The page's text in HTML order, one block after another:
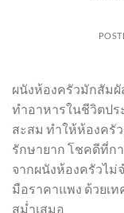
ผนังห้องครัวมักสัม
ทำอาหารในชีวิตปร
สะสม ทำให้ห้องครั
รักษายาก โชคดีที่ก
จากผนังห้องครัวไม่
มือราคาแพง ด้วยเ
สม่ำเสมอ